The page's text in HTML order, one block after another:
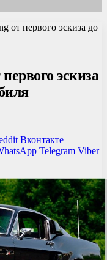
от первого эскиза до
эскиза
Вконтакте
Telegram Viber